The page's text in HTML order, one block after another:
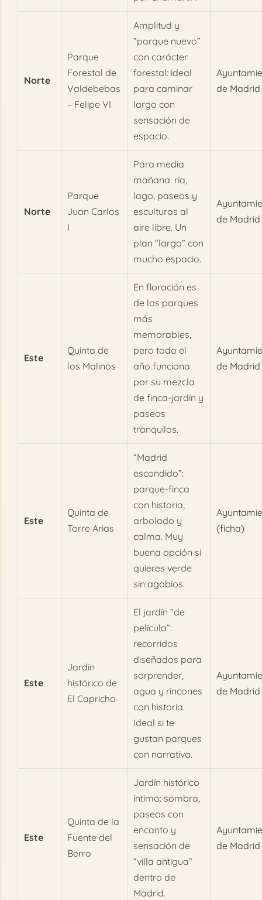
Norte
Parque
Forestal de
Valdebebas
– Felipe VI
Amplitud y
“parque nuevo”
con carácter
forestal: ideal
para caminar
largo con
sensación de
espacio.
de Madrid
Norte
Parque
Juan Carlos
I
Para media
mañana: ría,
lago, paseos y
esculturas al
aire libre. Un
plan “largo” con
mucho espacio.
de Madrid
Este
Quinta de
los Molinos
En floración es
de los parques
más
memorables,
pero todo el
año funciona
por su mezcla
de finca-jardín y
paseos
tranquilos.
de Madrid
Este
Quinta de
Torre Arias
“Madrid
escondido”:
parque-finca
con historia,
arbolado y
calma. Muy
buena opción si
quieres verde
sin agobios.
(ficha)
Este
Jardín
histórico de
El Capricho
El jardín “de
película”:
recorridos
diseñados para
sorprender,
agua y rincones
con historia.
Ideal si te
gustan parques
con narrativa.
de Madrid
Este
Quinta de la
Fuente del
Berro
Jardín histórico
íntimo: sombra,
paseos con
encanto y
sensación de
“villa antigua”
dentro de
Madrid.
de Madrid